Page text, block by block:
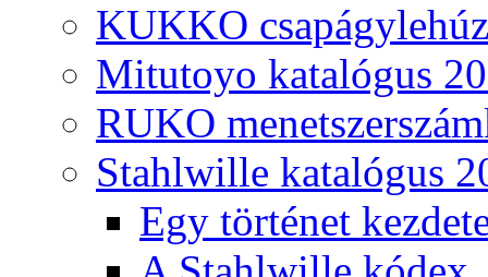
KUKKO
Mitutoyo katalógus
RUKO
Stahlwille katalógus
Egy történet